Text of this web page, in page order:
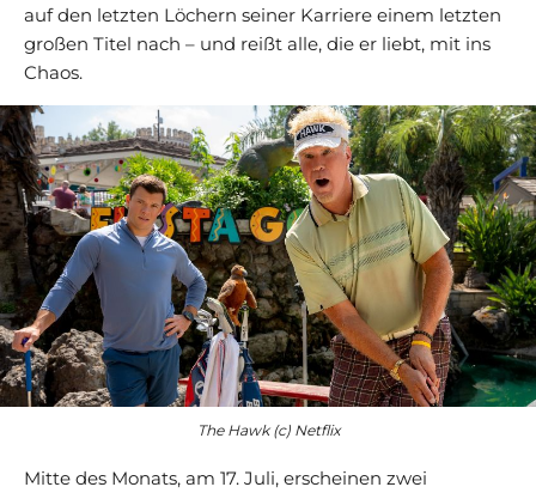
auf den letzten Löchern seiner Karriere einem letzten
großen Titel nach – und reißt alle, die er liebt, mit ins
Chaos.
The Hawk (c) Netflix
Mitte des Monats, am 17. Juli, erscheinen zwei